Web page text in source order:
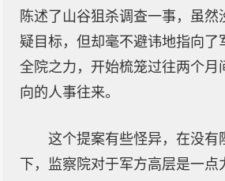
陈述了山谷狙杀调查一事，虽然
疑目标，但却毫不避讳地指向了
全院之力，开始梳笼过往两个月
向的人事往来。
这个提案有些怪异，在没有
下，监察院对于军方高层是一